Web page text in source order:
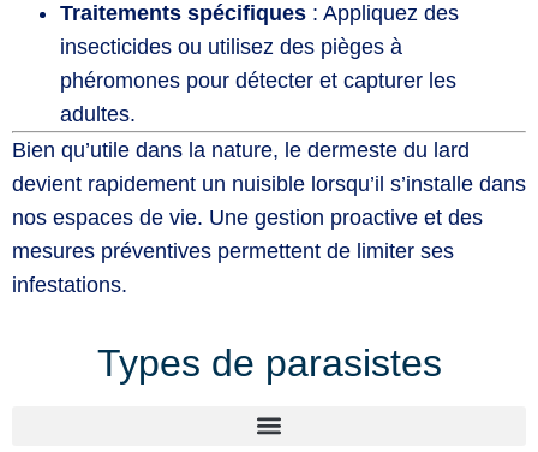
Traitements spécifiques : Appliquez des
insecticides ou utilisez des pièges à
phéromones pour détecter et capturer les
adultes.
Bien qu’utile dans la nature, le dermeste du lard
devient rapidement un nuisible lorsqu’il s’installe dans
nos espaces de vie. Une gestion proactive et des
mesures préventives permettent de limiter ses
infestations.
Types de parasistes